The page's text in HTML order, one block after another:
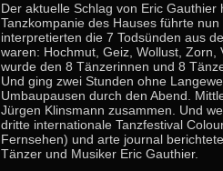
Der aktuelle Schlag von Eric
Tanzkompanie des Hauses führte
interpretierten die 7 Todsünden aus
waren: Hochmut, Geiz, Wollust,
wurde den 8 Tänzerinnen und 8
Und ging zwei Stunden ohne
Umbaupausen durch den Abend.
Jürgen Klinsmann zusammen. Und
dritte internationale Tanzfestival
Fernsehen) und arte journal
Tänzer und Musiker Eric Gauthier.